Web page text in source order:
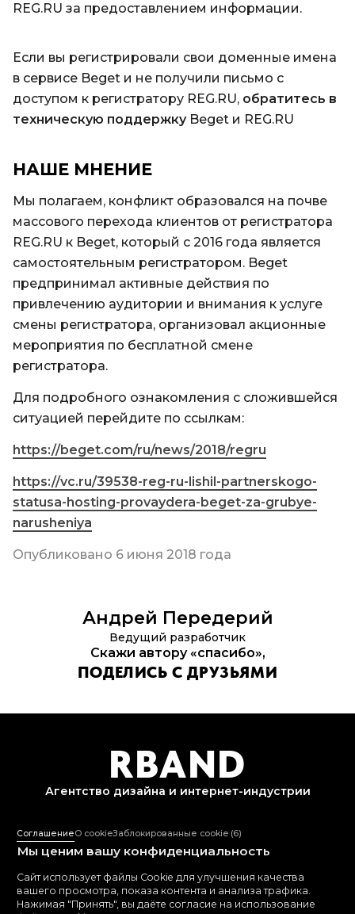
REG.RU за предоставлением информации.
Если вы регистрировали свои доменные имена
в сервисе Beget и не получили письмо с
доступом к регистратору REG.RU, обратитесь в
техническую поддержкуBeget и REG.RU
НАШЕ МНЕНИЕ
Мы полагаем, конфликт образовался на почве
массового перехода клиентов от регистратора
REG.RU к Beget, который с 2016 года является
самостоятельным регистратором. Beget
предпринимал активные действия по
привлечению аудитории и внимания к услуге
смены регистратора, организовал акционные
мероприятия по бесплатной смене
регистратора.
Для подробного ознакомления с сложившейся
ситуацией перейдите по ссылкам:
https://beget.com/ru/news/2018/regru
https://vc.ru/39538-reg-ru-lishil-partnerskogo-
statusa-hosting-provaydera-beget-za-grubye-
narusheniya
Опубликовано 6 июня 2018 года
Андрей Передерий
Ведущий разработчик
Скажи автору «спасибо»,
ПОДЕЛИСЬ С ДРУЗЬЯМИ
RBAND
Агентство дизайна и интернет-индустрии
+7 495 109-12-02
Пн-Пт: 10:00-18:00
mail@rband.pro
WhatsAppTelegramBehance
СоглашениеО cookieЗаблокированные cookie (6)
Мы ценим вашу конфиденциальность
Сайт использует файлы Cookie для улучшения качества
вашего просмотра, показа контента и анализа трафика.
Нажимая "Принять", вы даёте согласие на использование